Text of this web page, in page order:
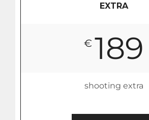
EXTRA
€ 189
shooting extra